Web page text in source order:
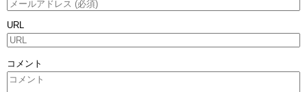
URL
コメント